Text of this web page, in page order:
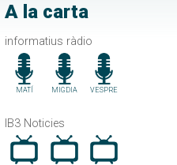
A la carta
informatius ràdio
MATÍ MIGDIA VESPRE
IB3 Noticies